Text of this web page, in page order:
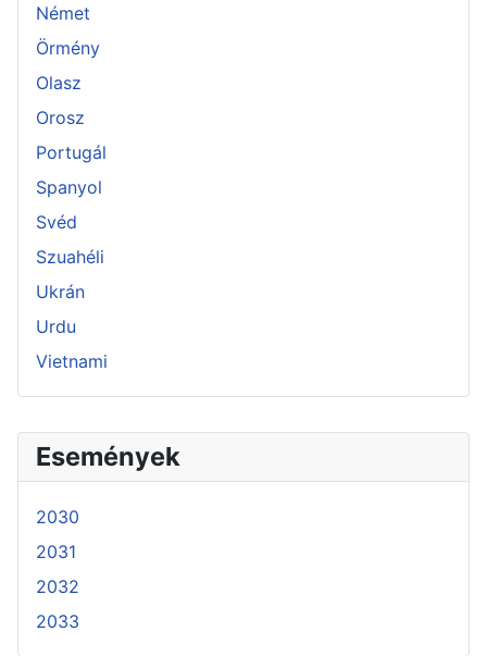
Események
2030
2031
2032
2033
Német
Örmény
Olasz
Orosz
Portugál
Spanyol
Svéd
Szuahéli
Ukrán
Urdu
Vietnami